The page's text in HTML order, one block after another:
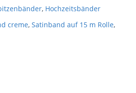
, Hochzeitsbänder
creme, Satinband auf 15 m Rolle,